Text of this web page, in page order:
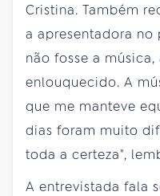
Cristina. Também
a apresentadora no
não fosse a
enlouquecido. A
que me manteve
dias foram muito
toda a certeza",
A entrevistada fala